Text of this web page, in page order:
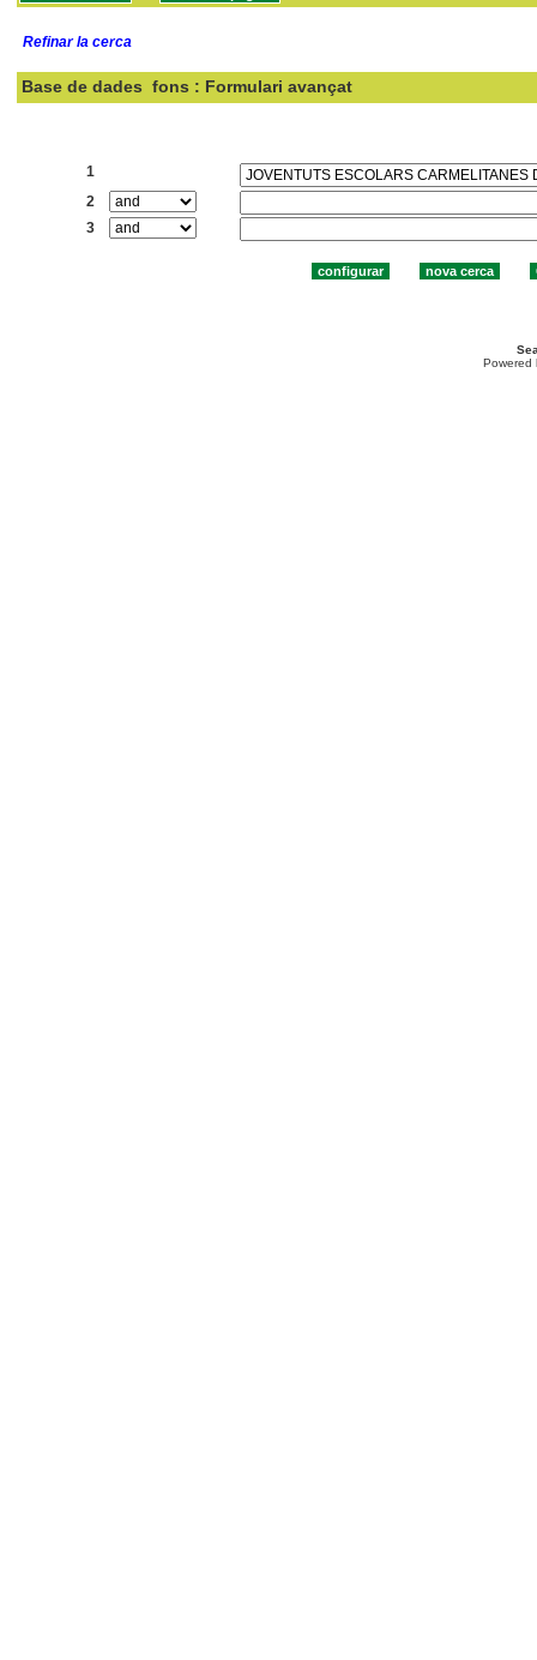
Refinar la cerca
Base de dades fons : Formulari avançat
1
2
3